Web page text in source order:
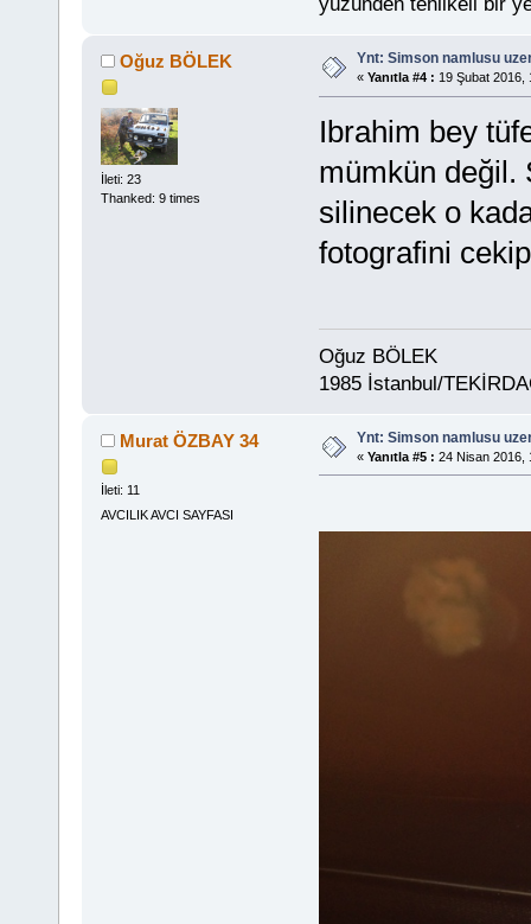
yüzünden tehlikeli bir
Oğuz BÖLEK
İleti: 23
Thanked: 9 times
Ynt: Simson namlusu
« Yanıtla #4 : 19 Şubat 2016,
Ibrahim bey
mümkün değil.
silinecek o
fotografini
Oğuz BÖLEK
1985 İstanbul/
Murat ÖZBAY 34
İleti: 11
AVCILIK AVCI SAYFASI
Ynt: Simson namlusu
« Yanıtla #5 : 24 Nisan 2016,